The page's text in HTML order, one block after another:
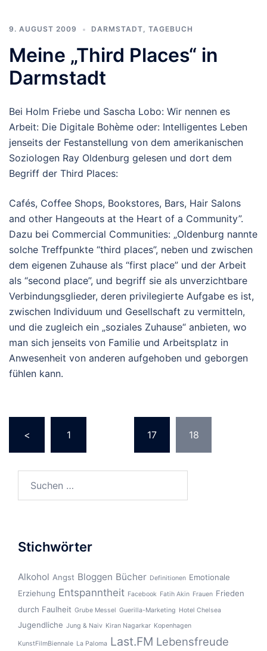
9. AUGUST 2009 DARMSTADT, TAGEBUCH
Meine „Third Places“ in
Darmstadt
Bei Holm Friebe und Sascha Lobo: Wir nennen es
Arbeit: Die Digitale Bohème oder: Intelligentes Leben
jenseits der Festanstellung von dem amerikanischen
Soziologen Ray Oldenburg gelesen und dort dem
Begriff der Third Places:
Cafés, Coffee Shops, Bookstores, Bars, Hair Salons
and other Hangeouts at the Heart of a Community”.
Dazu bei Commercial Communities: „Oldenburg nannte
solche Treffpunkte “third places”, neben und zwischen
dem eigenen Zuhause als “first place” und der Arbeit
als “second place”, und begriff sie als unverzichtbare
Verbindungsglieder, deren privilegierte Aufgabe es ist,
zwischen Individuum und Gesellschaft zu vermitteln,
und die zugleich ein „soziales Zuhause“ anbieten, wo
man sich jenseits von Familie und Arbeitsplatz in
Anwesenheit von anderen aufgehoben und geborgen
fühlen kann.
Beitragsnavigation
< 1 17 18
Stichwörter
Alkohol Angst Bloggen Bücher Definitionen Emotionale
Erziehung Entspanntheit Facebook Fatih Akin Frauen Frieden
durch Faulheit Grube Messel Guerilla-Marketing Hotel Chelsea
Jugendliche Jung & Naiv Kiran Nagarkar Kopenhagen
KunstFilmBiennale La Paloma Last.FM Lebensfreude